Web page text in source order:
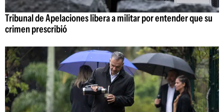
Tribunal de Apelaciones libera a militar por entender que su
crimen prescribió